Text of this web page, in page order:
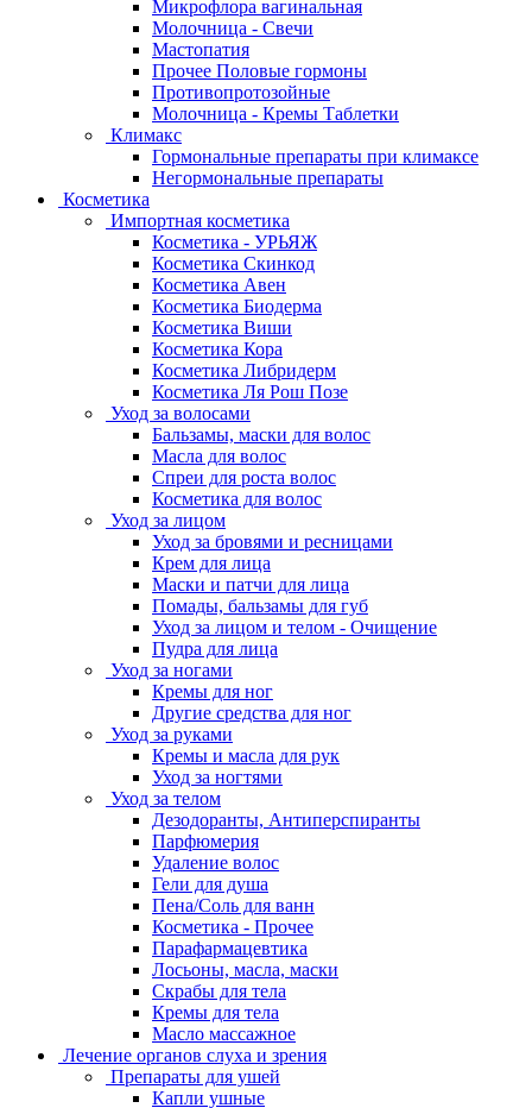
Микрофлора вагинальная
Молочница - Свечи
Мастопатия
Прочее Половые гормоны
Противопротозойные
Молочница - Кремы Таблетки
Климакс
Гормональные препараты при климаксе
Негормональные препараты
Косметика
Импортная косметика
Косметика - УРЬЯЖ
Косметика Скинкод
Косметика Авен
Косметика Биодерма
Косметика Виши
Косметика Кора
Косметика Либридерм
Косметика Ля Рош Позе
Уход за волосами
Бальзамы, маски для волос
Масла для волос
Спреи для роста волос
Косметика для волос
Уход за лицом
Уход за бровями и ресницами
Крем для лица
Маски и патчи для лица
Помады, бальзамы для губ
Уход за лицом и телом - Очищение
Пудра для лица
Уход за ногами
Кремы для ног
Другие средства для ног
Уход за руками
Кремы и масла для рук
Уход за ногтями
Уход за телом
Дезодоранты, Антиперспиранты
Парфюмерия
Удаление волос
Гели для душа
Пена/Соль для ванн
Косметика - Прочее
Парафармацевтика
Лосьоны, масла, маски
Скрабы для тела
Кремы для тела
Масло массажное
Лечение органов слуха и зрения
Препараты для ушей
Капли ушные